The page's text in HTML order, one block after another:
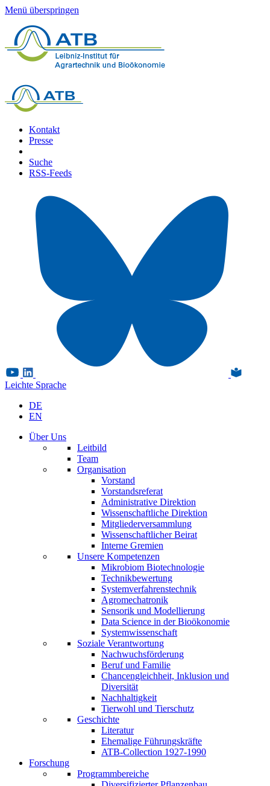
Menü überspringen
Kontakt
Presse
Suche
RSS-Feeds
Leichte Sprache
DE
EN
Über Uns
Leitbild
Team
Organisation
Vorstand
Vorstandsreferat
Administrative Direktion
Wissenschaftliche Direktion
Mitgliederversammlung
Wissenschaftlicher Beirat
Interne Gremien
Unsere Kompetenzen
Mikrobiom Biotechnologie
Technikbewertung
Systemverfahrenstechnik
Agromechatronik
Sensorik und Modellierung
Data Science in der Bioökonomie
Systemwissenschaft
Soziale Verantwortung
Nachwuchsförderung
Beruf und Familie
Chancengleichheit, Inklusion und
Diversität
Nachhaltigkeit
Tierwohl und Tierschutz
Geschichte
Literatur
Ehemalige Führungskräfte
ATB-Collection 1927-1990
Forschung
Programmbereiche